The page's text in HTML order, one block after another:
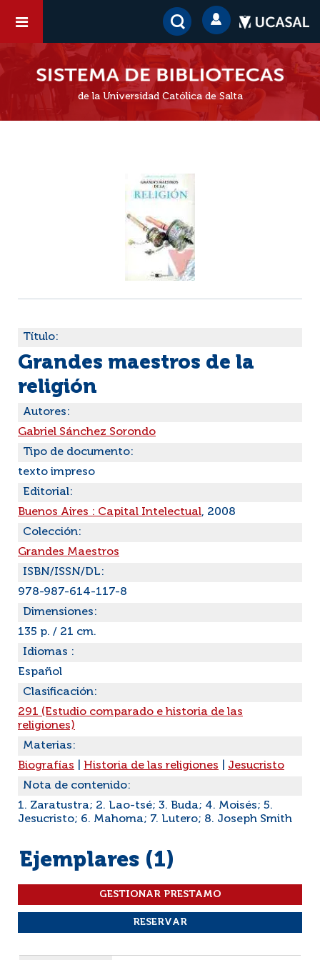
de la Universidad Católica de Salta
Título:
Grandes maestros de la
religión
Autores:
Gabriel Sánchez Sorondo
Tipo de documento:
texto impreso
Editorial:
Buenos Aires : Capital Intelectual, 2008
Colección:
Grandes Maestros
ISBN/ISSN/DL:
978-987-614-117-8
Dimensiones:
135 p. / 21 cm.
Idiomas :
Español
Clasificación:
291 (Estudio comparado e historia de las
religiones)
Materias:
Biografías
Historia de las religiones
Jesucristo
Nota de contenido:
1. Zaratustra; 2. Lao-tsé; 3. Buda; 4. Moisés; 5.
Jesucristo; 6. Mahoma; 7. Lutero; 8. Joseph Smith
Ejemplares (1)